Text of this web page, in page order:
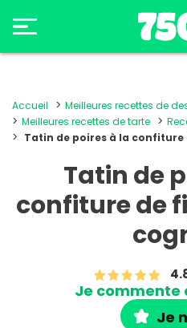
Accueil
Meilleures recettes de
Meilleures recettes de tarte
Tatin de poires à la
Tatin de
confiture de
Je
Je